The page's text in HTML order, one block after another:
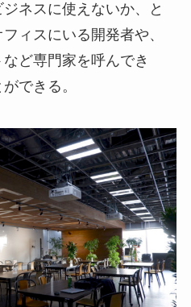
ネスに使えないか、と
ィスにいる開発者や、
ど専門家を呼んでき
できる。